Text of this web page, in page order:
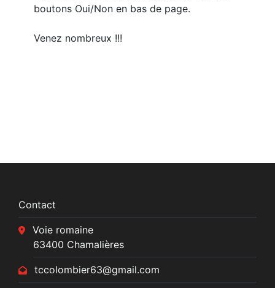
boutons Oui/Non en bas de page.
Venez nombreux !!!
Contact
Voie romaine
63400 Chamalières
tccolombier63@gmail.com